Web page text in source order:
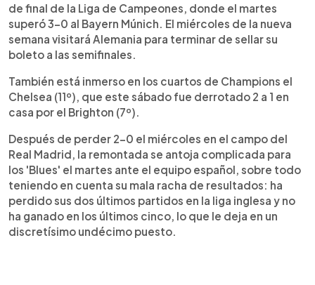
de final de la Liga de Campeones, donde el martes
superó 3-0 al Bayern Múnich. El miércoles de la nueva
semana visitará Alemania para terminar de sellar su
boleto a las semifinales.
También está inmerso en los cuartos de Champions el
Chelsea (11º), que este sábado fue derrotado 2 a 1 en
casa por el Brighton (7º).
Después de perder 2-0 el miércoles en el campo del
Real Madrid, la remontada se antoja complicada para
los 'Blues' el martes ante el equipo español, sobre todo
teniendo en cuenta su mala racha de resultados: ha
perdido sus dos últimos partidos en la liga inglesa y no
ha ganado en los últimos cinco, lo que le deja en un
discretísimo undécimo puesto.